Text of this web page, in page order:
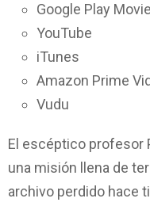
Google Play
YouTube
iTunes
Amazon Prime
Vudu
El escéptico profesor
una misión llena de
archivo perdido hace